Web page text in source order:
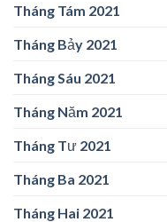
Tháng Tám 2021
Tháng Bảy 2021
Tháng Sáu 2021
Tháng Năm 2021
Tháng Tư 2021
Tháng Ba 2021
Tháng Hai 2021